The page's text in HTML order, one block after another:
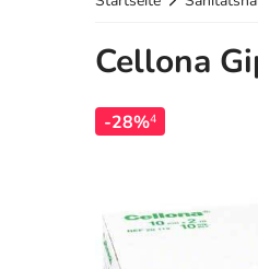
Cellona
-28%4